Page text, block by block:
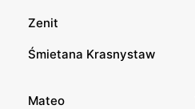
Zenit
Śmietana Krasnystaw
Mateo